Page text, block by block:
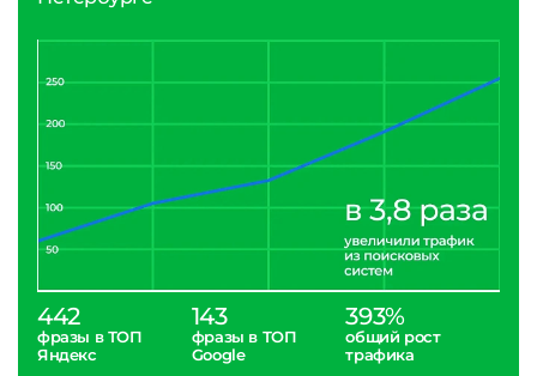
442
фразы в ТОП
Яндекс
143
фразы в ТОП
Google
393%
общий рост
трафика